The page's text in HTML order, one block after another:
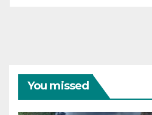
You missed